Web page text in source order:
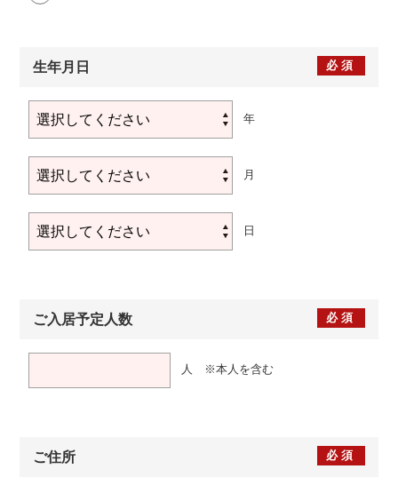
必須
生年月日
年
月
日
必須
ご入居予定人数
人 ※本人を含む
必須
ご住所